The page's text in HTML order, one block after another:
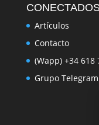
Artículos
Contacto
(Wapp) +34 618
Grupo